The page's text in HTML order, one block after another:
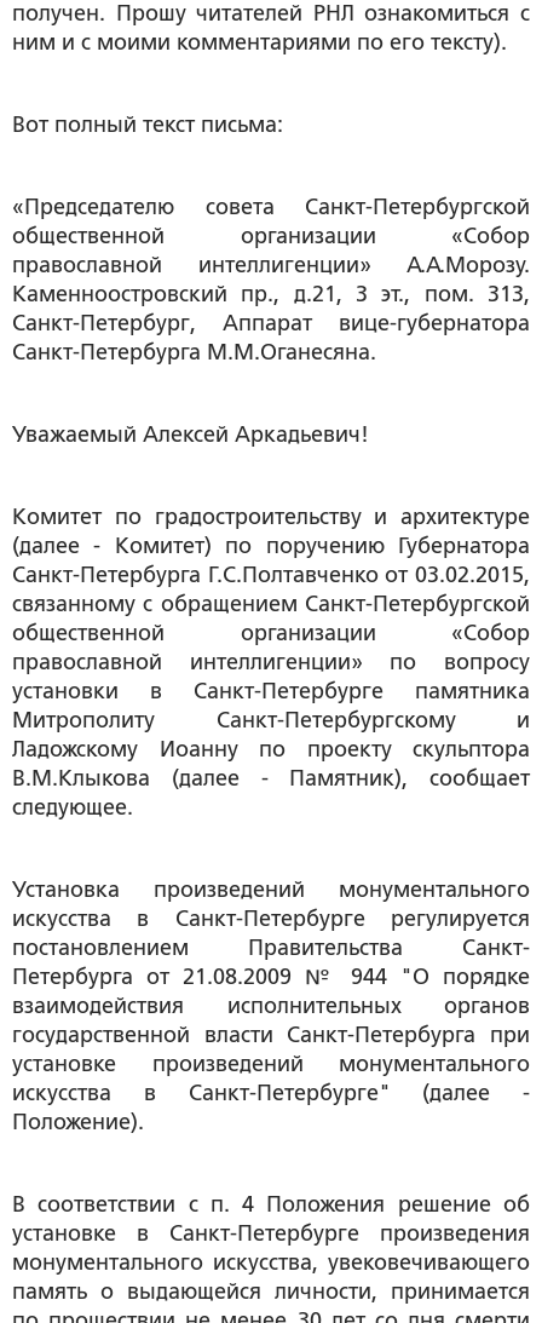
получен. Прошу читателей РНЛ ознакомиться с
ним и с моими комментариями по его тексту).
Вот полный текст письма:
«Председателю совета Санкт-Петербургской
общественной организации «Собор
православной интеллигенции» А.А.Морозу.
Каменноостровский пр., д.21, 3 эт., пом. 313,
Санкт-Петербург, Аппарат вице-губернатора
Санкт-Петербурга М.М.Оганесяна.
Уважаемый Алексей Аркадьевич!
Комитет по градостроительству и архитектуре
(далее - Комитет) по поручению Губернатора
Санкт-Петербурга Г.С.Полтавченко от 03.02.2015,
связанному с обращением Санкт-Петербургской
общественной организации «Собор
православной интеллигенции» по вопросу
установки в Санкт-Петербурге памятника
Митрополиту Санкт-Петербургскому и
Ладожскому Иоанну по проекту скульптора
В.М.Клыкова (далее - Памятник), сообщает
следующее.
Установка произведений монументального
искусства в Санкт-Петербурге регулируется
постановлением Правительства Санкт-
Петербурга от 21.08.2009 № 944 "О порядке
взаимодействия исполнительных органов
государственной власти Санкт-Петербурга при
установке произведений монументального
искусства в Санкт-Петербурге" (далее -
Положение).
В соответствии с п. 4 Положения решение об
установке в Санкт-Петербурге произведения
монументального искусства, увековечивающего
память о выдающейся личности, принимается